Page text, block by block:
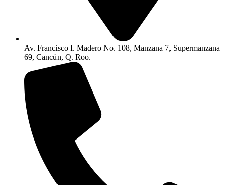
Av. Francisco I. Madero No. 108, Manzana 7, Supermanzana
69, Cancún, Q. Roo.